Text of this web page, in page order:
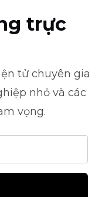
trực
tử chuyên gia
nhỏ và các
vọng.